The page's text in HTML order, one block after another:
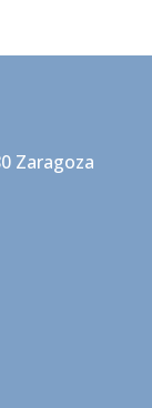
Zaragoza